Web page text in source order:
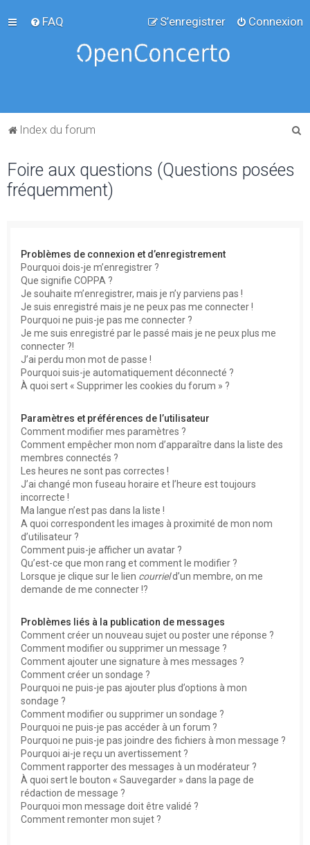
FAQ Connexion
S’enregistrer
Index du forum
Foire aux questions (Questions posées
fréquemment)
Problèmes de connexion et d’enregistrement
Pourquoi dois-je m’enregistrer ?
Que signifie COPPA ?
Je souhaite m’enregistrer, mais je n’y parviens pas !
Je suis enregistré mais je ne peux pas me connecter !
Pourquoi ne puis-je pas me connecter ?
Je me suis enregistré par le passé mais je ne peux plus me
connecter ?!
J’ai perdu mon mot de passe !
Pourquoi suis-je automatiquement déconnecté ?
À quoi sert « Supprimer les cookies du forum » ?
Paramètres et préférences de l’utilisateur
Comment modifier mes paramètres ?
Comment empêcher mon nom d’apparaître dans la liste des
membres connectés ?
Les heures ne sont pas correctes !
J’ai changé mon fuseau horaire et l’heure est toujours
incorrecte !
Ma langue n’est pas dans la liste !
A quoi correspondent les images à proximité de mon nom
d’utilisateur ?
Comment puis-je afficher un avatar ?
Qu’est-ce que mon rang et comment le modifier ?
Lorsque je clique sur le lien courrield’un membre, on me
demande de me connecter !?
Problèmes liés à la publication de messages
Comment créer un nouveau sujet ou poster une réponse ?
Comment modifier ou supprimer un message ?
Comment ajouter une signature à mes messages ?
Comment créer un sondage ?
Pourquoi ne puis-je pas ajouter plus d’options à mon
sondage ?
Comment modifier ou supprimer un sondage ?
Pourquoi ne puis-je pas accéder à un forum ?
Pourquoi ne puis-je pas joindre des fichiers à mon message ?
Pourquoi ai-je reçu un avertissement ?
Comment rapporter des messages à un modérateur ?
À quoi sert le bouton « Sauvegarder » dans la page de
rédaction de message ?
Pourquoi mon message doit être validé ?
Comment remonter mon sujet ?